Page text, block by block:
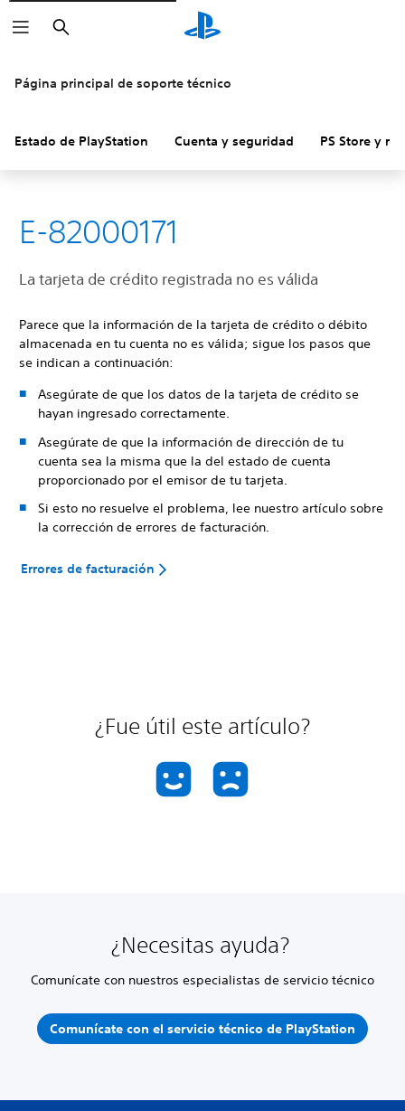
Buscar
Página principal de soporte técnico
Estado de PlayStation Cuenta y seguridad PS Store y
E-82000171
La tarjeta de crédito registrada no es válida
Parece que la información de la tarjeta de crédito o débito
almacenada en tu cuenta no es válida; sigue los pasos que
se indican a continuación:
Asegúrate de que los datos de la tarjeta de crédito se
hayan ingresado correctamente.
Asegúrate de que la información de dirección de tu
cuenta sea la misma que la del estado de cuenta
proporcionado por el emisor de tu tarjeta.
Si esto no resuelve el problema, lee nuestro artículo sobre
la corrección de errores de facturación.
Errores de facturación
¿Fue útil este artículo?
¿Necesitas ayuda?
Comunícate con nuestros especialistas de servicio técnico
Comunícate con el servicio técnico de PlayStation